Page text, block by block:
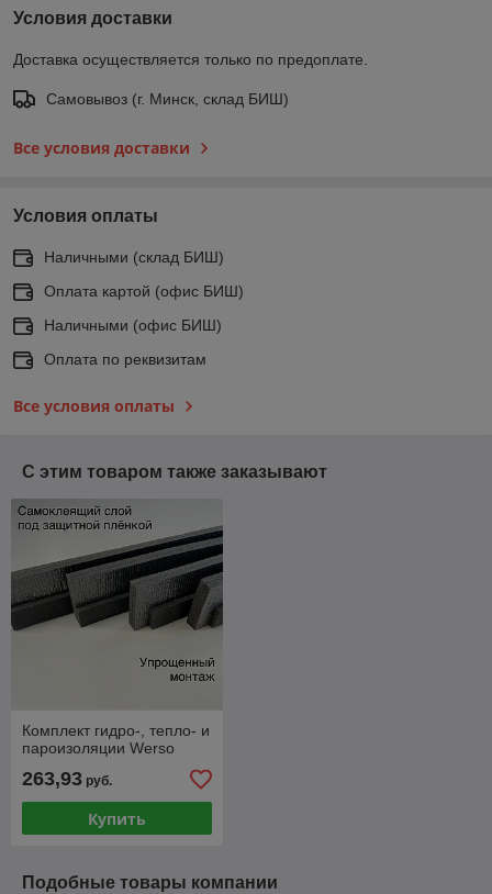
Условия доставки
Доставка осуществляется только по предоплате.
Самовывоз (г. Минск, склад БИШ)
Все условия доставки
Условия оплаты
Наличными (склад БИШ)
Оплата картой (офис БИШ)
Наличными (офис БИШ)
Оплата по реквизитам
Все условия оплаты
С этим товаром также заказывают
Комплект гидро-, тепло- и
пароизоляции Werso
263,93 руб.
Купить
Подобные товары компании